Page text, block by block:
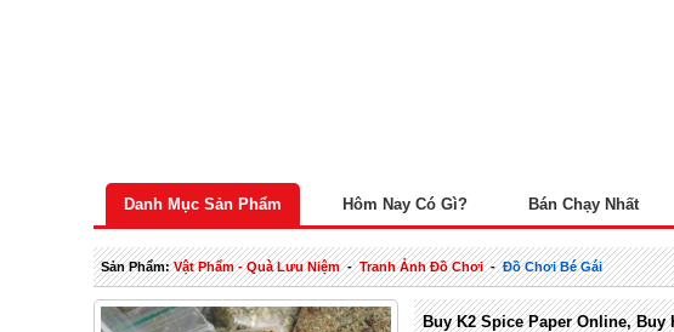
Danh Mục Sản Phẩm Hôm Nay Có Gì? Bán Chạy Nhất
Sản Phẩm:Vật Phẩm - Quà Lưu Niệm-Tranh Ảnh Đồ Chơi-Đồ Chơi Bé Gái
Buy K2 Spice Paper Online, Buy